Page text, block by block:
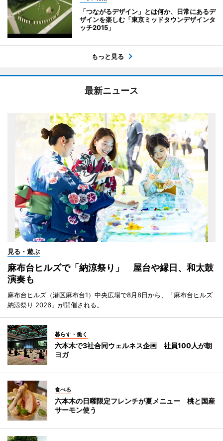
「つながるデザイン」とは何か、日常にあるデ
ザインを楽しむ「東京ミッドタウンデザインタ
ッチ2015」
もっと見る
最新ニュース
見る・遊ぶ
麻布台ヒルズで「納涼祭り」 屋台や縁日、和太鼓
演奏も
麻布台ヒルズ（港区麻布台1）中央広場で8月8日から、「麻布台ヒルズ
納涼祭り 2026」が開催される。
暮らす・働く
六本木で3社合同ウェルネス企画 社員100人が朝
ヨガ
食べる
六本木の日曜限定フレンチが夏メニュー 桃と国産
サーモン使う